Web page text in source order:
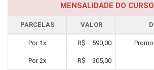
MENSALIDADE DO CURSO
PARCELAS VALOR
Por 1x R$ 590,00
Por 2x R$ 305,00